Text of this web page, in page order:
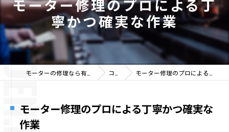
モーター修理のプロによる丁
寧かつ確実な作業
コラム モーター修理のプロによる丁寧かつ確実な作業
モーター修理のプロによる丁寧かつ確実な
作業